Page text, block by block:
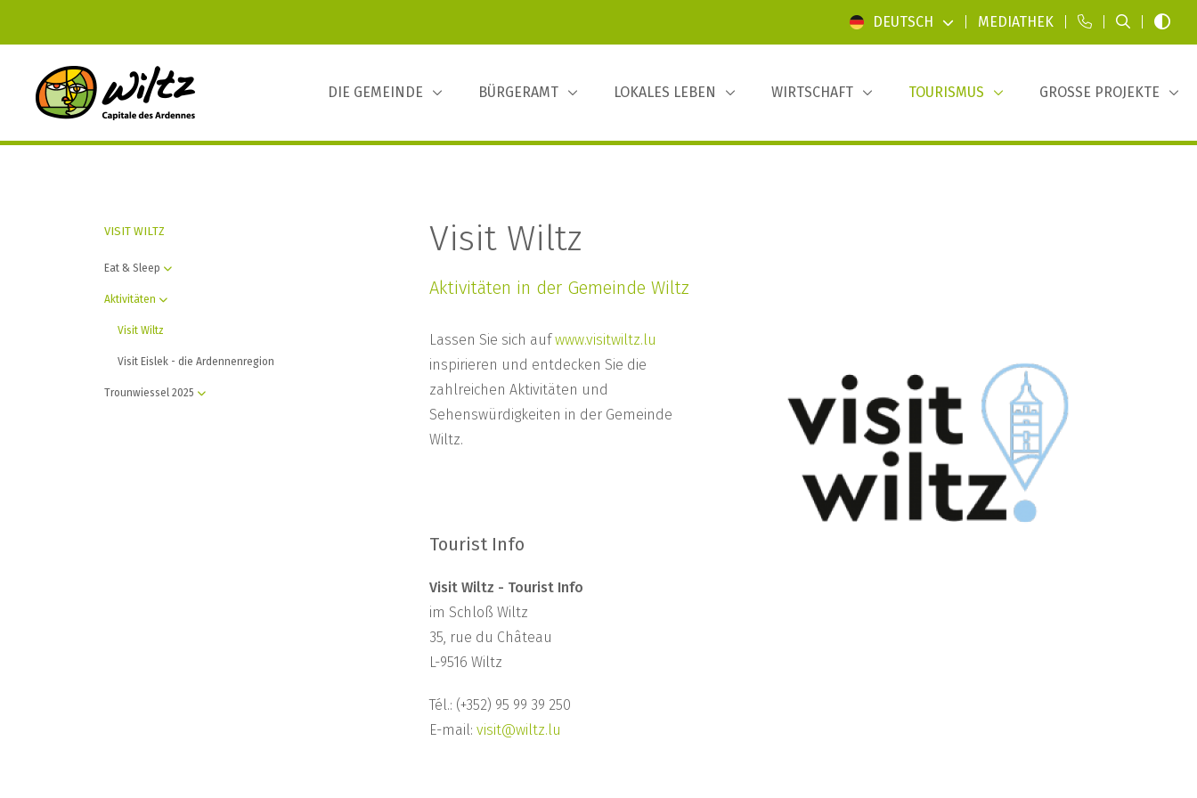
DEUTSCH MEDIATHEK
DIE GEMEINDE BÜRGERAMT LOKALES LEBEN WIRTSCHAFT TOURISMUS GROSSE PROJEKTE
VISIT WILTZ
Eat & Sleep
Aktivitäten
Visit Wiltz
Visit Eislek - die Ardennenregion
Trounwiessel 2025
Visit Wiltz
Aktivitäten in der Gemeinde Wiltz
Lassen Sie sich aufwww.visitwiltz.lu
inspirieren und entdecken Sie die
zahlreichen Aktivitäten und
Sehenswürdigkeiten in der Gemeinde
Wiltz.
Tourist Info
Visit Wiltz - Tourist Info
im Schloß Wiltz
35, rue du Château
L-9516 Wiltz
Tél.: (+352) 95 99 39 250
E-mail: visit@wiltz.lu